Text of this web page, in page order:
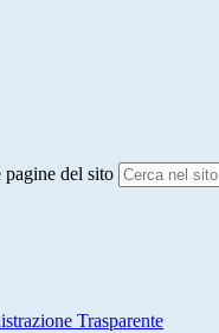
del sito
Trasparente